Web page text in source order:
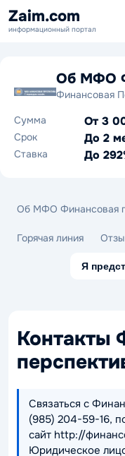
Zaim.com
информационный портал
Об МФО
Финансовая
Сумма
От 3
Срок До 2
Ставка До
Об МФО Финансовая
Горячая линия
Я
Контакты
Связаться с
(985) 204-59-16,
сайт http://
Юридическое